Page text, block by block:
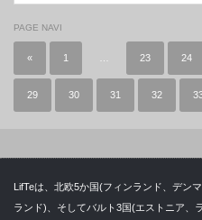
PAGE NAVI
« 1 23 24
29 30 31 32
LifTeは、北欧5か国(フィンランド、デン
ランド)、そしてバルト3国(エストニア、